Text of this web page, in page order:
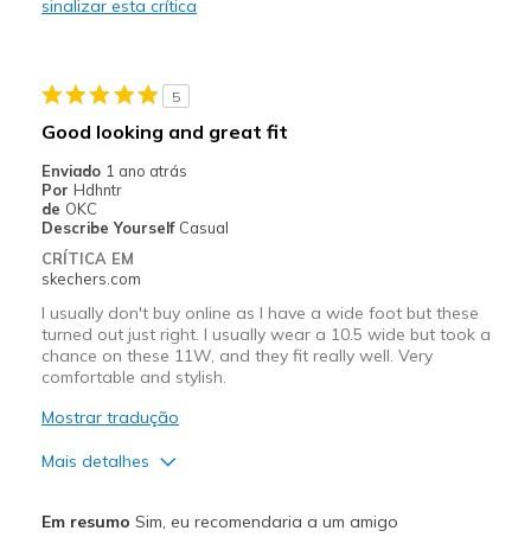
Need Break In
Casual Wear
Sizing
View On Shoes
Shoes are for Wearing
sinalizar esta crítica
5
Good looking and great fit
Enviado 1 ano atrás
Por Hdhntr
de OKC
Describe Yourself Casual
CRÍTICA EM
skechers.com
I usually don't buy online as I have a wide foot but these
turned out just right. I usually wear a 10.5 wide but took a
chance on these 11W, and they fit really well. Very
comfortable and stylish.
Mostrar tradução
Mais detalhes
Em resumo Sim, eu recomendaria a um amigo